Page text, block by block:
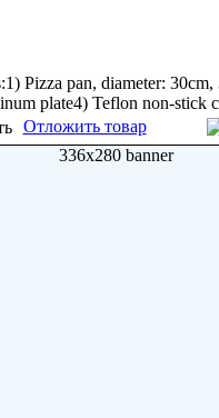
Pizza pan, diameter:
plate4) Teflon non-stick
Отложить товар
336x280 banner